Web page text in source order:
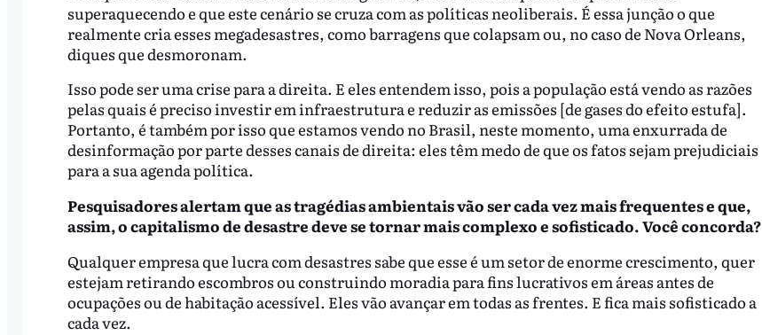
superaquecendo e que este cenário se cruza com as políticas neoliberais. É essa junção o que
realmente cria esses megadesastres, como barragens que colapsam ou, no caso de Nova Orleans,
diques que desmoronam.
Isso pode ser uma crise para a direita. E eles entendem isso, pois a população está vendo as razões
pelas quais é preciso investir em infraestrutura e reduzir as emissões [de gases do efeito estufa].
Portanto, é também por isso que estamos vendo no Brasil, neste momento, uma enxurrada de
desinformação por parte desses canais de direita: eles têm medo de que os fatos sejam prejudiciais
para a sua agenda política.
Pesquisadores alertam que as tragédias ambientais vão ser cada vez mais frequentes e que,
assim, o capitalismo de desastre deve se tornar mais complexo e sofisticado. Você concorda?
Qualquer empresa que lucra com desastres sabe que esse é um setor de enorme crescimento, quer
estejam retirando escombros ou construindo moradia para fins lucrativos em áreas antes de
ocupações ou de habitação acessível. Eles vão avançar em todas as frentes. E fica mais sofisticado a
cada vez.